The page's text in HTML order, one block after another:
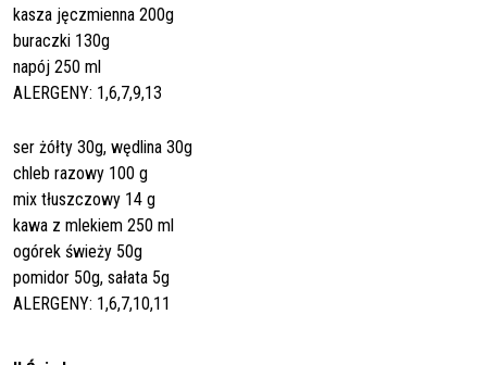
kasza jęczmienna 200g
buraczki 130g
napój 250 ml
ALERGENY: 1,6,7,9,13
ser żółty 30g, wędlina 30g
chleb razowy 100 g
mix tłuszczowy 14 g
kawa z mlekiem 250 ml
ogórek świeży 50g
pomidor 50g, sałata 5g
ALERGENY: 1,6,7,10,11